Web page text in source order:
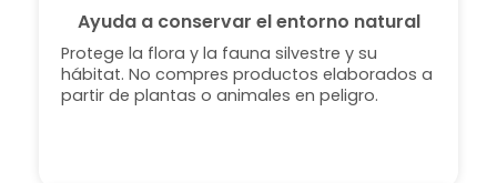
Ayuda a conservar el entorno natural
Protege la flora y la fauna silvestre y su
hábitat. No compres productos elaborados a
partir de plantas o animales en peligro.